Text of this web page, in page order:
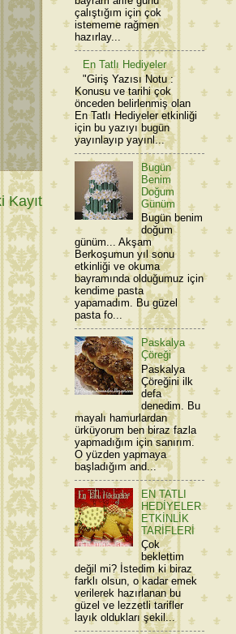
Kayıt
çalıştığım için çok
istememe rağmen
hazırlay...
En Tatlı Hediyeler
"Giriş Yazısı Notu :
Konusu ve tarihi çok
önceden belirlenmiş olan
En Tatlı Hediyeler etkinliği
için bu yazıyı bugün
yayınlayıp yayınl...
Bugün
Benim
Doğum
Günüm
Bugün benim
doğum
günüm... Akşam
Berkoşumun yıl sonu
etkinliği ve okuma
bayramında olduğumuz için
kendime pasta
yapamadım. Bu güzel
pasta fo...
Paskalya
Çöreği
Paskalya
Çöreğini ilk
defa
denedim. Bu
mayalı hamurlardan
ürküyorum ben biraz fazla
yapmadığım için sanırım.
O yüzden yapmaya
başladığım and...
EN TATLI
HEDİYELER
ETKİNLİK
TARİFLERİ
Çok
beklettim
değil mi? İstedim ki biraz
farklı olsun, o kadar emek
verilerek hazırlanan bu
güzel ve lezzetli tarifler
layık oldukları şekil...